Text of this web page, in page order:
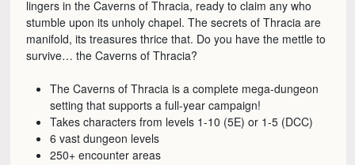
lingers in the Caverns of Thracia, ready to claim any who
stumble upon its unholy chapel. The secrets of Thracia are
manifold, its treasures thrice that. Do you have the mettle to
survive… the Caverns of Thracia?
The Caverns of Thracia is a complete mega-dungeon
setting that supports a full-year campaign!
Takes characters from levels 1-10 (5E) or 1-5 (DCC)
6 vast dungeon levels
250+ encounter areas